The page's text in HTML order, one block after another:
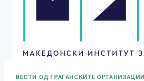
ВЕСТИ ОД ГРАЃАНСКИТЕ ОРГАНИЗАЦИИ